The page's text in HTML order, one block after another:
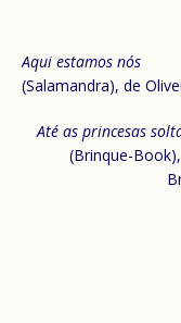
Aqui estamos nós
(Salamandra), de
Até as princesas
(Brinque-